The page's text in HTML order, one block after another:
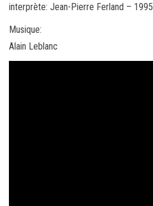
interprète: Jean-Pierre Ferland – 1995
Musique:
Alain Leblanc